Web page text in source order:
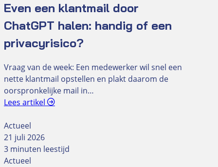
Even een klantmail door
ChatGPT halen: handig of een
privacyrisico?
Vraag van de week: Een medewerker wil snel een
nette klantmail opstellen en plakt daarom de
oorspronkelijke mail in…
Lees artikel
Actueel
21 juli 2026
3 minuten leestijd
Actueel